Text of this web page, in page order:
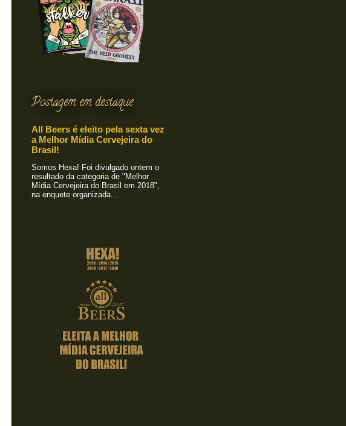
Postagem em destaque
All Beers é eleito pela sexta vez
a Melhor Mídia Cervejeira do
Brasil!
Somos Hexa! Foi divulgado ontem o
resultado da categoria de "Melhor
Mídia Cervejeira do Brasil em 2018",
na enquete organizada...